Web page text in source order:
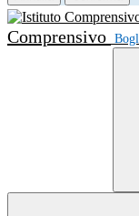
Comprensivo